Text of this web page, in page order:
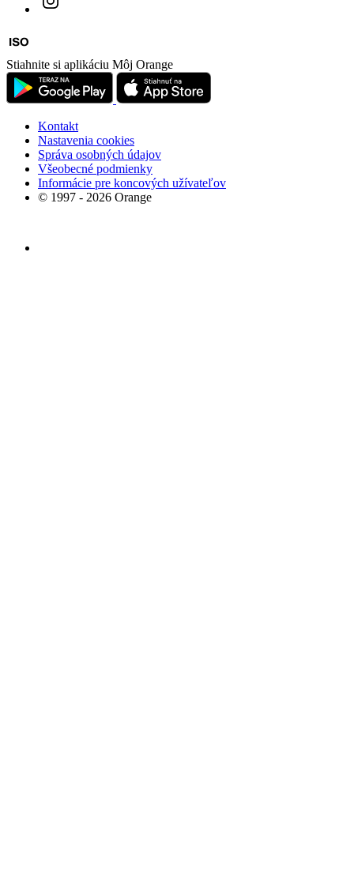
Stiahnite si aplikáciu Môj Orange
Kontakt
Nastavenia cookies
Správa osobných údajov
Všeobecné podmienky
Informácie pre koncových užívateľov
© 1997 - 2026 Orange